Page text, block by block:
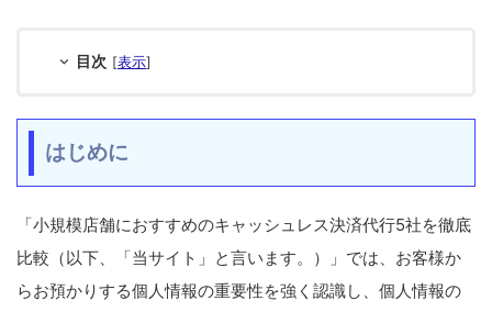
目次 [表示]
はじめに
「小規模店舗におすすめのキャッシュレス決済代行5社を徹底
比較（以下、「当サイト」と言います。）」では、お客様か
らお預かりする個人情報の重要性を強く認識し、個人情報の